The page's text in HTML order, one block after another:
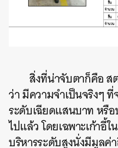
สิ่งที่น่าจับตาก็คือ ส
ว่า มีความจำเป็นจริงๆ ที่
ระดับเฉียดแสนบาท หรื
ไปแล้ว โดยเฉพาะเก้าอี้
บริหารระดับสูงนั่งมีมูลค่